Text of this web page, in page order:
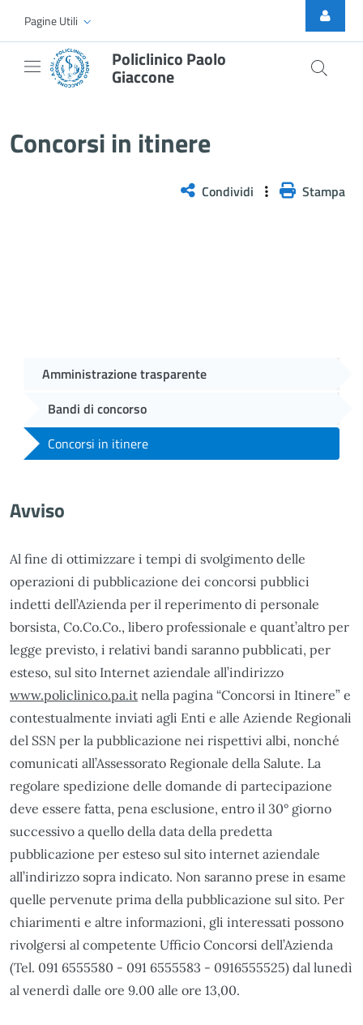
Skip to Main Content
Pagine Utili
Policlinico Paolo
Giaccone
Concorsi in itinere
Condividi Stampa
Amministrazione trasparente
Bandi di concorso
Concorsi in itinere
Avviso
Al fine di ottimizzare i tempi di svolgimento delle
operazioni di pubblicazione dei concorsi pubblici
indetti dell’Azienda per il reperimento di personale
borsista, Co.Co.Co., libero professionale e quant’altro per
legge previsto, i relativi bandi saranno pubblicati, per
esteso, sul sito Internet aziendale all’indirizzo
www.policlinico.pa.it nella pagina “Concorsi in Itinere” e
contestualmente inviati agli Enti e alle Aziende Regionali
del SSN per la pubblicazione nei rispettivi albi, nonché
comunicati all’Assessorato Regionale della Salute. La
regolare spedizione delle domande di partecipazione
deve essere fatta, pena esclusione, entro il 30° giorno
successivo a quello della data della predetta
pubblicazione per esteso sul sito internet aziendale
all’indirizzo sopra indicato. Non saranno prese in esame
quelle pervenute prima della pubblicazione sul sito. Per
chiarimenti e altre informazioni, gli interessati possono
rivolgersi al competente Ufficio Concorsi dell’Azienda
(Tel. 091 6555580 - 091 6555583 - 0916555525) dal lunedì
al venerdì dalle ore 9.00 alle ore 13,00.